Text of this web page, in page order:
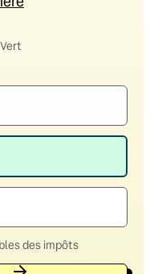
des impôts